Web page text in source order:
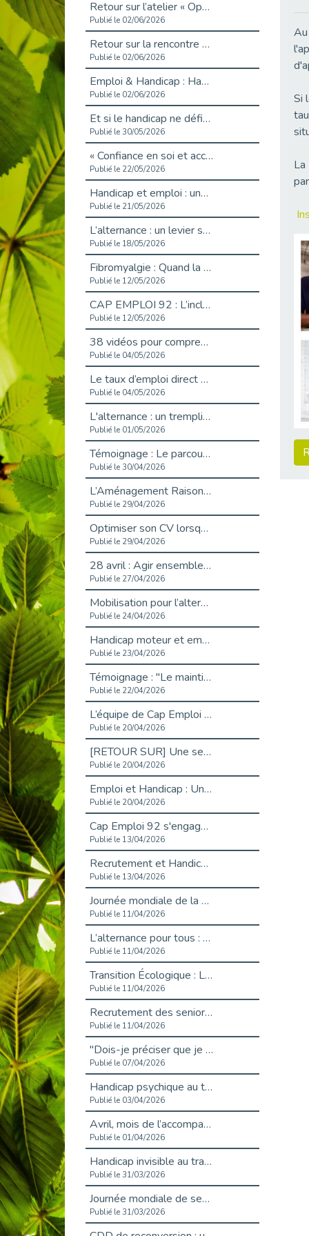
Retour sur l’atelier « Optimiser sa recherche d’emploi »
Publié le 02/06/2026
Retour sur la rencontre entre Cap Emploi 92 et Thales (Campus Meudon)
Publié le 02/06/2026
Emploi & Handicap : Hachette Livre et Cap emploi 92 renforcent leur collaboration
Publié le 02/06/2026
Et si le handicap ne définissait plus la carrière ?
Publié le 30/05/2026
« Confiance en soi et acceptation du handicap » : un levier puissant vers l’emploi
Publié le 22/05/2026
Handicap et emploi : une matinée pour briser les tabous
Publié le 21/05/2026
L’alternance : un levier stratégique pour recruter et inclure durablement
Publié le 18/05/2026
Fibromyalgie : Quand la douleur invisible s’invite au bureau
Publié le 12/05/2026
CAP EMPLOI 92 : L’inclusion portée à son sommet, bien au-delà des quotas
Publié le 12/05/2026
38 vidéos pour comprendre et agir durablement
Publié le 04/05/2026
Le taux d’emploi direct dans la fonction publique dépasse 6 % en 2025
Publié le 04/05/2026
L'alternance : un tremplin vers l'emploi aussi pour les personnes en situation de handicap
Publié le 01/05/2026
Témoignage : Le parcours de Marc, 44 ans
Publié le 30/04/2026
L’Aménagement Raisonnable : Un Levier pour l’Équité
Publié le 29/04/2026
Optimiser son CV lorsqu’on est en situation de handicap
Publié le 29/04/2026
28 avril : Agir ensemble pour une culture de prévention au travail
Publié le 27/04/2026
Mobilisation pour l’alternance et le handicap
Publié le 24/04/2026
Handicap moteur et emploi : réussir ses recrutements vidéo
Publié le 23/04/2026
Témoignage : "Le maintien en emploi est un investissement, pas une contrainte."
Publié le 22/04/2026
L’équipe de Cap Emploi 92 s’agrandit : Bienvenue à Charmila, Khoudia et Fadila !
Publié le 20/04/2026
[RETOUR SUR] Une session de recrutement inclusive réussie à Asnières !
Publié le 20/04/2026
Emploi et Handicap : Une alliance de style entre Cap Emploi 92 et La Cravate Solidaire
Publié le 20/04/2026
Cap Emploi 92 s'engage pour la santé mentale : La formation PSSM au cœur de l'accompagnement
Publié le 13/04/2026
Recrutement et Handicap : Et si vous testiez avant de vous engager ?
Publié le 13/04/2026
Journée mondiale de la maladie de Parkinson : Mieux comprendre pour mieux accompagner
Publié le 11/04/2026
L’alternance pour tous : Cap Emploi 92 et Seine Ouest Entreprise et Emploi mobilisés à Boulogne-Billancourt
Publié le 11/04/2026
Transition Écologique : Les Cap Emploi 75,92 et 93 s’engagent pour un Numérique Responsable
Publié le 11/04/2026
Recrutement des seniors : Un levier de transformation pour les ETI franciliennes
Publié le 11/04/2026
"Dois-je préciser que je suis handicapé sur mon CV?"
Publié le 07/04/2026
Handicap psychique au travail : et si nous changions de regard - vidéo
Publié le 03/04/2026
Avril, mois de l’accompagnement dans l’emploi avec Cap emploi.
Publié le 01/04/2026
Handicap invisible au travail : se taire ou parler? - vidéo
Publié le 31/03/2026
Journée mondiale de sensibilisation à l’autisme
Publié le 31/03/2026
Si